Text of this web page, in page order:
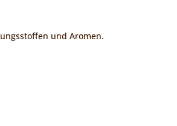
und Aromen.